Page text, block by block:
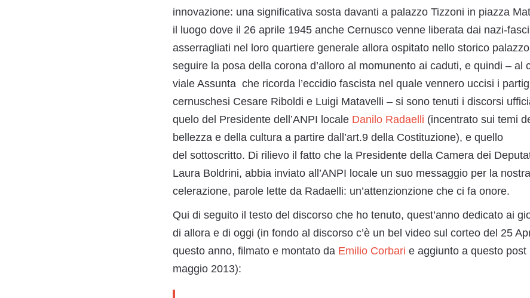
innovazione: una significativa sosta davanti a palazzo Tizzoni in piazza
il luogo dove il 26 aprile 1945 anche Cernusco venne liberata dai nazi-
asserragliati nel loro quartiere generale allora ospitato nello storico
seguire la posa della corona d’alloro al momunento ai caduti, e quindi – al
viale Assunta che ricorda l’eccidio fascista nel quale vennero uccisi i
cernuschesi Cesare Riboldi e Luigi Matavelli – si sono tenuti i discorsi
quelo del Presidente dell’ANPI locale Danilo Radaelli (incentrato sui temi
bellezza e della cultura a partire dall’art.9 della Costituzione), e quello
del sottoscritto. Di rilievo il fatto che la Presidente della Camera dei
Laura Boldrini, abbia inviato all’ANPI locale un suo messaggio per la nostra
celerazione, parole lette da Radaelli: un’attenzionzione che ci fa onore.
Qui di seguito il testo del discorso che ho tenuto, quest’anno dedicato ai
di allora e di oggi (in fondo al discorso c’è un bel video sul corteo del 25
questo anno, filmato e montato da Emilio Corbari e aggiunto a questo post
maggio 2013):